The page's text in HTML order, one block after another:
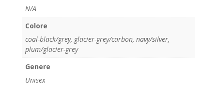
N/A
Colore
coal-black/grey, glacier-grey/carbon, navy/silver,
plum/glacier-grey
Genere
Unisex